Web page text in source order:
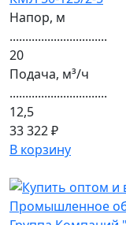
Напор, м
...............................
20
Подача, м³/ч
...............................
12,5
33 322 ₽
В корзину